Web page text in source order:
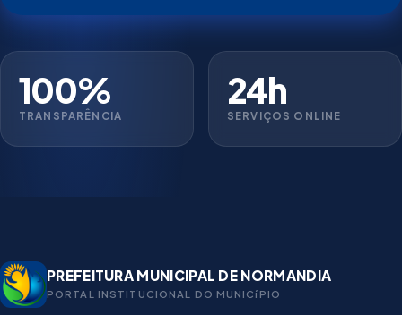
100%
TRANSPARÊNCIA
24h
SERVIÇOS ONLINE
PREFEITURA MUNICIPAL DE NORMANDIA
PORTAL INSTITUCIONAL DO MUNICíPIO